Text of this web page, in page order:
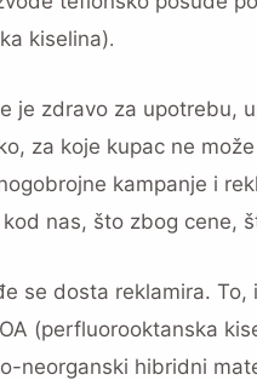
kiselina).
je zdravo za upotrebu,
za koje kupac ne
kampanje i
nas, što zbog cene,
se dosta reklamira.
(perfluorooktanska
neorganski hibridni